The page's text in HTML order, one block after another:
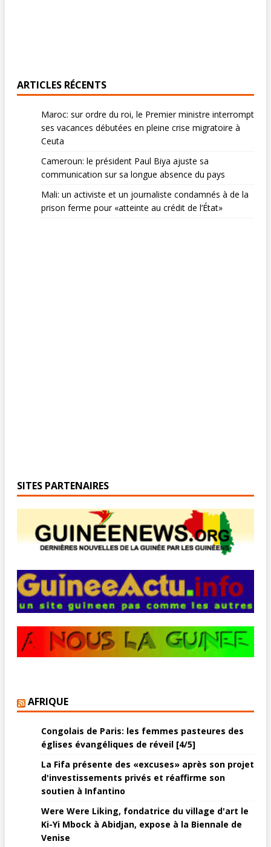
ARTICLES RÉCENTS
Maroc: sur ordre du roi, le Premier ministre interrompt
ses vacances débutées en pleine crise migratoire à
Ceuta
Cameroun: le président Paul Biya ajuste sa
communication sur sa longue absence du pays
Mali: un activiste et un journaliste condamnés à de la
prison ferme pour «atteinte au crédit de l’État»
SITES PARTENAIRES
AFRIQUE
Congolais de Paris: les femmes pasteures des
églises évangéliques de réveil [4/5]
La Fifa présente des «excuses» après son projet
d'investissements privés et réaffirme son
soutien à Infantino
Were Were Liking, fondatrice du village d'art le
Ki-Yi Mbock à Abidjan, expose à la Biennale de
Venise